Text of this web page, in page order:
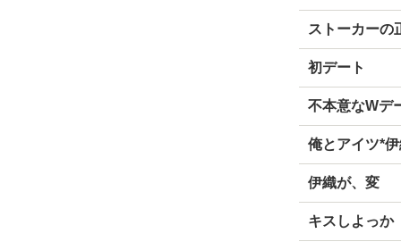
ストーカーの
初デート
不本意なWデ
俺とアイツ*
伊織が、変
キスしよっか